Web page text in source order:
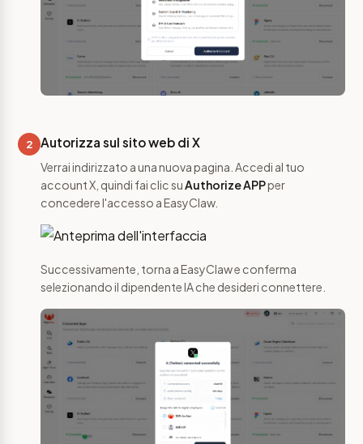
2 Autorizza sul sito web di X
Verrai indirizzato a una nuova pagina. Accedi al tuo
account X, quindi fai clic suAuthorize APPper
concedere l'accesso a EasyClaw.
Successivamente, torna a EasyClaw e conferma
selezionando il dipendente IA che desideri connettere.